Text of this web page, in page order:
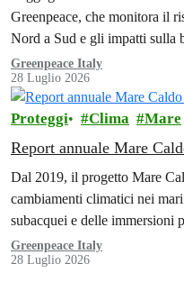
Greenpeace, che monitora il
Nord a Sud e gli impatti sulla
Greenpeace Italy
28 Luglio 2026
Proteggi Clima Mare
Report annuale Mare
Dal 2019, il progetto Mare
cambiamenti climatici nei
subacquei e delle immersioni
Greenpeace Italy
28 Luglio 2026